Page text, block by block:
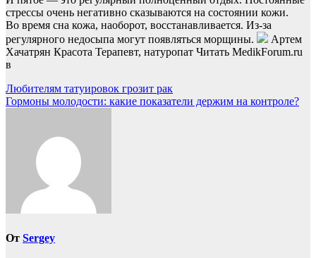
стрессы очень негативно сказываются на состоянии кожи.
Во время сна кожа, наоборот, восстанавливается. Из-за
регулярного недосыпа могут появляться морщины.
Артем
Хачатрян Красота Терапевт, натуропат Читать MedikForum.ru
в
Навигация
по
Любителям татуировок грозит рак
Гормоны молодости: какие показатели держим на контроле?
От Sergey